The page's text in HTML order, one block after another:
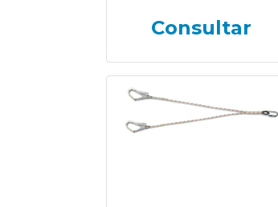
Consultar